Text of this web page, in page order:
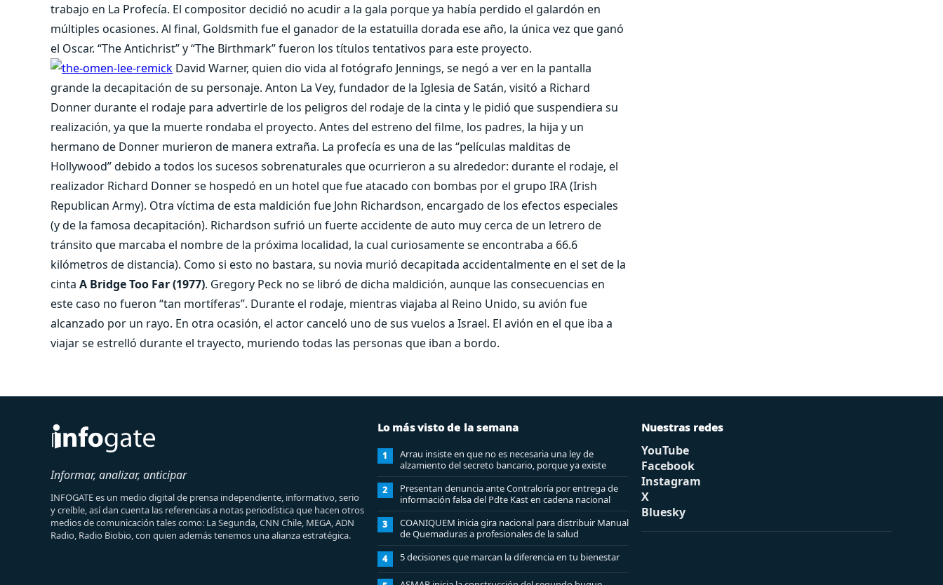
trabajo en La Profecía. El compositor decidió no acudir a la gala porque ya había perdido el galardón en
múltiples ocasiones. Al final, Goldsmith fue el ganador de la estatuilla dorada ese año, la única vez que ganó
el Oscar. “The Antichrist” y “The Birthmark” fueron los títulos tentativos para este proyecto.
David Warner, quien dio vida al fotógrafo Jennings, se negó a ver en la pantalla
grande la decapitación de su personaje. Anton La Vey, fundador de la Iglesia de Satán, visitó a Richard
Donner durante el rodaje para advertirle de los peligros del rodaje de la cinta y le pidió que suspendiera su
realización, ya que la muerte rondaba el proyecto. Antes del estreno del filme, los padres, la hija y un
hermano de Donner murieron de manera extraña. La profecía es una de las “películas malditas de
Hollywood” debido a todos los sucesos sobrenaturales que ocurrieron a su alrededor: durante el rodaje, el
realizador Richard Donner se hospedó en un hotel que fue atacado con bombas por el grupo IRA (Irish
Republican Army). Otra víctima de esta maldición fue John Richardson, encargado de los efectos especiales
(y de la famosa decapitación). Richardson sufrió un fuerte accidente de auto muy cerca de un letrero de
tránsito que marcaba el nombre de la próxima localidad, la cual curiosamente se encontraba a 66.6
kilómetros de distancia). Como si esto no bastara, su novia murió decapitada accidentalmente en el set de la
cinta A Bridge Too Far (1977). Gregory Peck no se libró de dicha maldición, aunque las consecuencias en
este caso no fueron “tan mortíferas”. Durante el rodaje, mientras viajaba al Reino Unido, su avión fue
alcanzado por un rayo. En otra ocasión, el actor canceló uno de sus vuelos a Israel. El avión en el que iba a
viajar se estrelló durante el trayecto, muriendo todas las personas que iban a bordo.
Informar, analizar, anticipar
INFOGATE es un medio digital de prensa independiente, informativo, serio
y creíble, así dan cuenta las referencias a notas periodística que hacen otros
medios de comunicación tales como: La Segunda, CNN Chile, MEGA, ADN
Radio, Radio Biobio, con quien además tenemos una alianza estratégica.
Lo más visto de la semana
1
Arrau insiste en que no es necesaria una ley de
alzamiento del secreto bancario, porque ya existe
2
Presentan denuncia ante Contraloría por entrega de
información falsa del Pdte Kast en cadena nacional
3
COANIQUEM inicia gira nacional para distribuir Manual
de Quemaduras a profesionales de la salud
4 5 decisiones que marcan la diferencia en tu bienestar
Nuestras redes
YouTube
Facebook
Instagram
X
Bluesky